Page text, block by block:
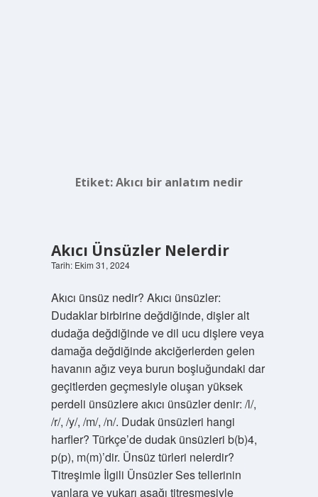
Etiket:Akıcı bir anlatım nedir
Akıcı Ünsüzler Nelerdir
Tarih: Ekim 31, 2024
Akıcı ünsüz nedir? Akıcı ünsüzler:
Dudaklar birbirine değdiğinde, dişler alt
dudağa değdiğinde ve dil ucu dişlere veya
damağa değdiğinde akciğerlerden gelen
havanın ağız veya burun boşluğundaki dar
geçitlerden geçmesiyle oluşan yüksek
perdeli ünsüzlere akıcı ünsüzler denir: /l/,
/r/, /y/, /m/, /n/. Dudak ünsüzleri hangi
harfler? Türkçe’de dudak ünsüzleri b(b)4,
p(p), m(m)’dir. Ünsüz türleri nelerdir?
Titreşimle İlgili Ünsüzler Ses tellerinin
yanlara ve yukarı aşağı titreşmesiyle